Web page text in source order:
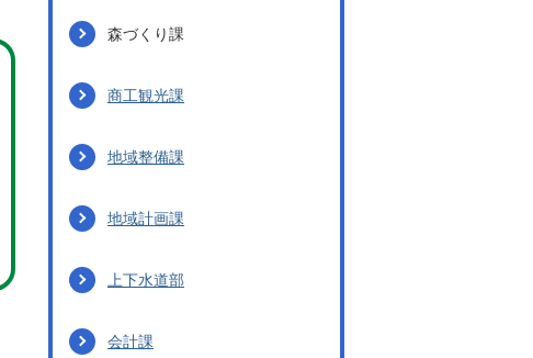
森づくり課
商工観光課
地域整備課
地域計画課
上下水道部
会計課